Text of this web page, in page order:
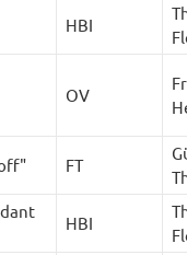
HBI
OV
FT
HBI